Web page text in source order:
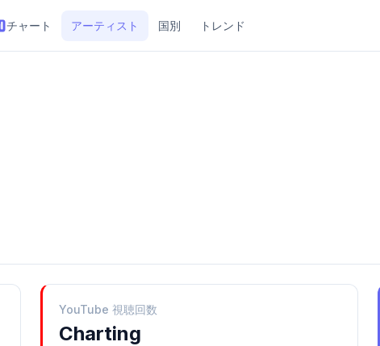
チャート アーティスト 国別 トレンド
YouTube 視聴回数
Charting